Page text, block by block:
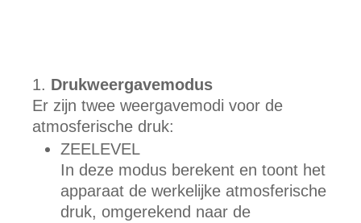
Drukweergavemodus
Er zijn twee weergavemodi voor de
atmosferische druk:
ZEELEVEL
In deze modus berekent en toont het
apparaat de werkelijke atmosferische
druk, omgerekend naar de